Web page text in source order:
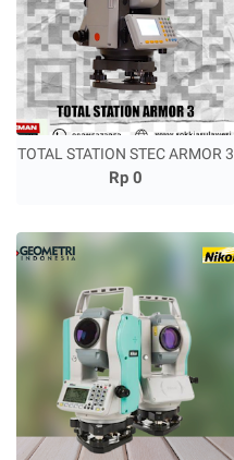
TOTAL STATION STEC ARMOR 3
Rp 0